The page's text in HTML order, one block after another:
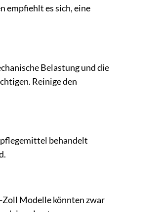
empfiehlt es sich, eine
Belastung und die
Reinige den
behandelt
Zoll Modelle könnten zwar